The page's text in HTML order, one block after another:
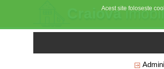
CraiovaAcest site foloseste